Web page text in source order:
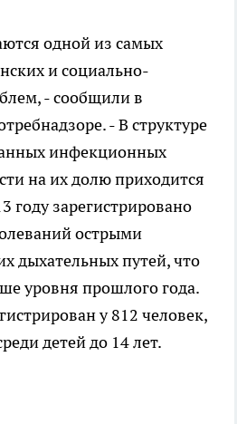
одной из самых
и социально-
- сообщили в
- В структуре
инфекционных
на их долю приходится
году зарегистрировано
острыми
дыхательных путей, что
уровня прошлого года.
у 812 человек,
детей до 14 лет.